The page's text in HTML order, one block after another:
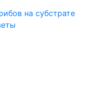
на субстрате